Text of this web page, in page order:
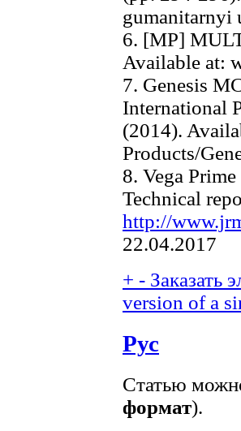
gumanitarnyi
6. [MP]
Available at:
7. Genesis
International
(2014).
Products/
8. Vega
Technical
http://
22.04.2017
+ - Заказать
version of a
Рус
Статью
формат).